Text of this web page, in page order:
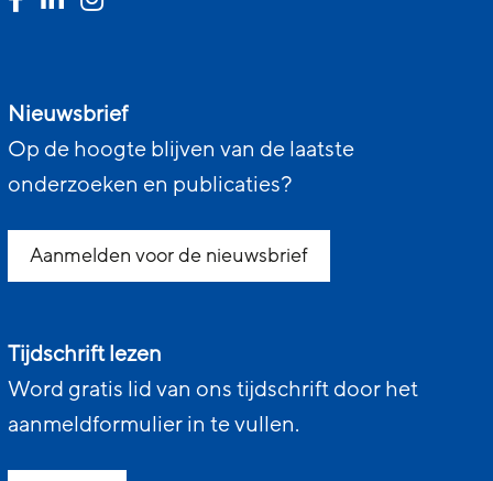
Nieuwsbrief
Op de hoogte blijven van de laatste
onderzoeken en publicaties?
Aanmelden voor de nieuwsbrief
Tijdschrift lezen
Word gratis lid van ons tijdschrift door het
aanmeldformulier in te vullen.